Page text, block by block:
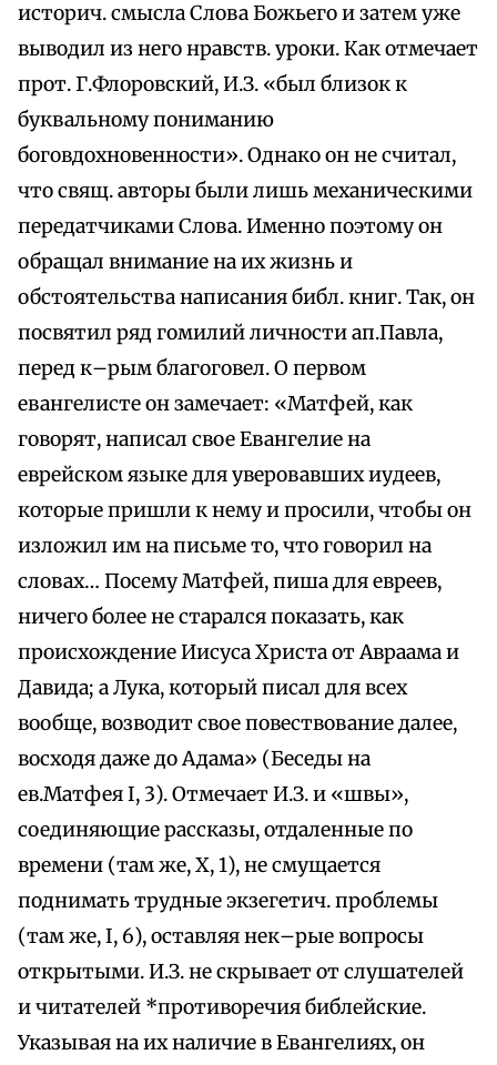
историч. смысла Слова Божьего и затем уже
выводил из него нравств. уроки. Как отмечает
прот. Г.Флоровский, И.З. «был близок к
буквальному пониманию
боговдохновенности». Однако он не считал,
что свящ. авторы были лишь механическими
передатчиками Слова. Именно поэтому он
обращал внимание на их жизнь и
обстоятельства написания библ. книг. Так, он
посвятил ряд гомилий личности ап.Павла,
перед к–рым благоговел. О первом
евангелисте он замечает: «Матфей, как
говорят, написал свое Евангелие на
еврейском языке для уверовавших иудеев,
которые пришли к нему и просили, чтобы он
изложил им на письме то, что говорил на
словах… Посему Матфей, пиша для евреев,
ничего более не старался показать, как
происхождение Иисуса Христа от Авраама и
Давида; а Лука, который писал для всех
вообще, возводит свое повествование далее,
восходя даже до Адама» (Беседы на
ев.Матфея I, 3). Отмечает И.З. и «швы»,
соединяющие рассказы, отдаленные по
времени (там же, X, 1), не смущается
поднимать трудные экзегетич. проблемы
(там же, I, 6), оставляя нек–рые вопросы
открытыми. И.З. не скрывает от слушателей
и читателей *противоречия библейские.
Указывая на их наличие в Евангелиях, он